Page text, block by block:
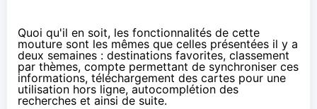
Quoi qu'il en soit, les fonctionnalités de cette
mouture sont les mêmes que celles présentées il y a
deux semaines : destinations favorites, classement
par thèmes, compte permettant de synchroniser ces
informations, téléchargement des cartes pour une
utilisation hors ligne, autocomplétion des
recherches et ainsi de suite.